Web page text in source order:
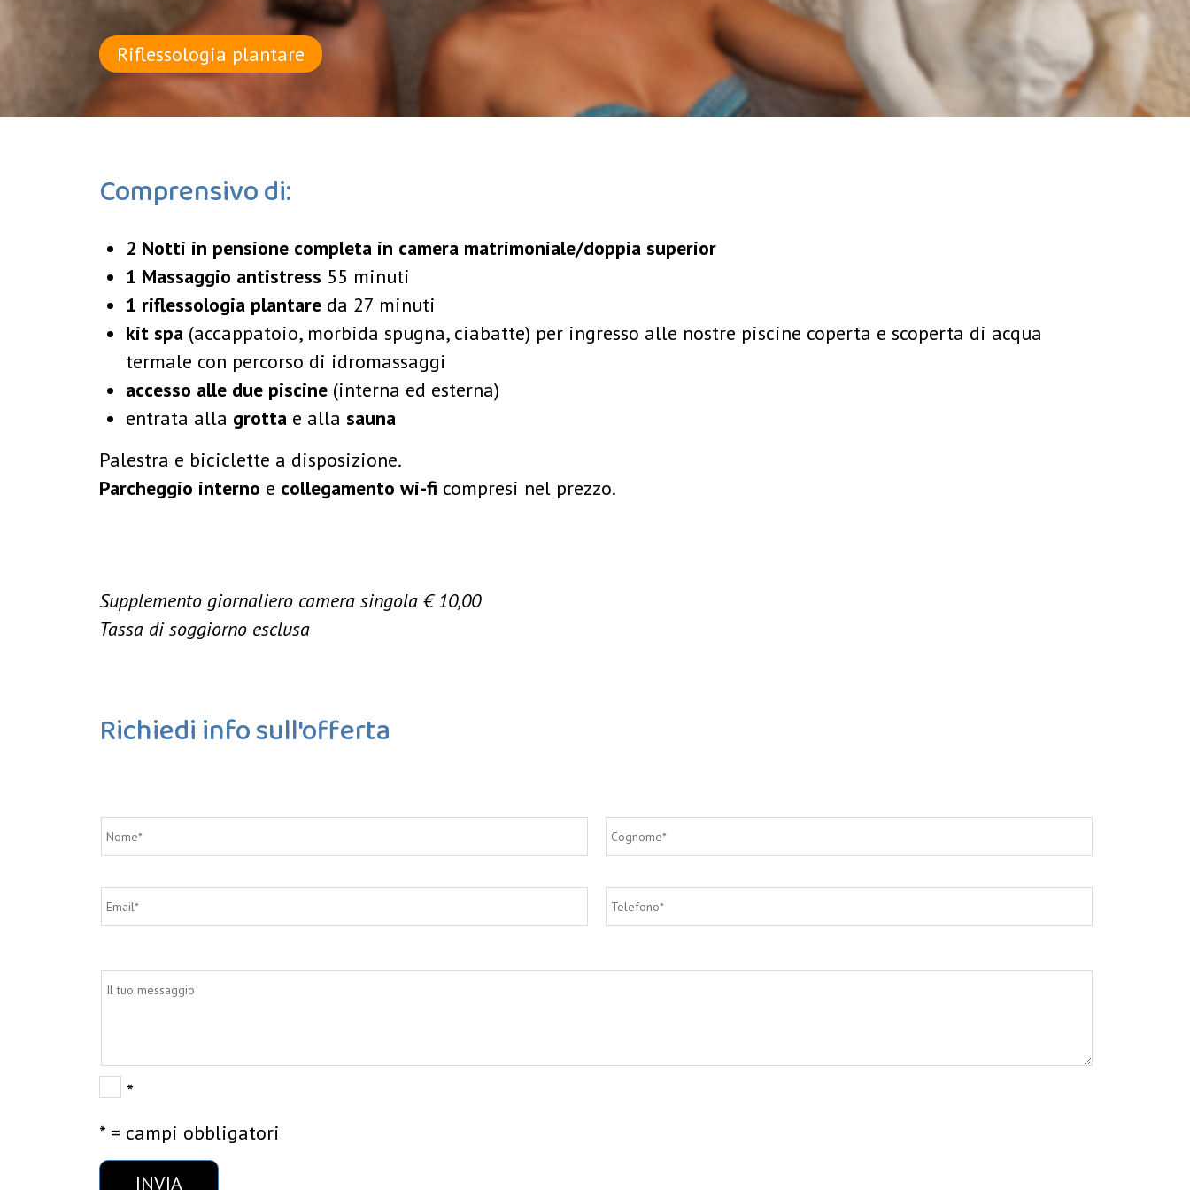
Riflessologia plantare
Comprensivo di:
2 Notti in pensione completa in camera matrimoniale/doppia superior
1 Massaggio antistress 55 minuti
1 riflessologia plantare da 27 minuti
kit spa (accappatoio, morbida spugna, ciabatte) per ingresso alle nostre piscine coperta e scoperta di acqua
termale con percorso di idromassaggi
accesso alle due piscine (interna ed esterna)
entrata alla grotta e alla sauna
Palestra e biciclette a disposizione.
Parcheggio interno e collegamento wi-fi compresi nel prezzo.
Supplemento giornaliero camera singola € 10,00
Tassa di soggiorno esclusa
Richiedi info sull'offerta
*
* = campi obbligatori